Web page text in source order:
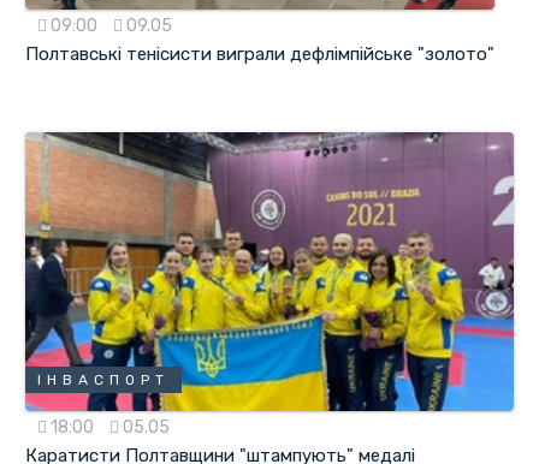
09:00 09.05
Полтавські тенісисти виграли дефлімпійське "золото"
ІНВАСПОРТ
18:00 05.05
Каратисти Полтавщини "штампують" медалі